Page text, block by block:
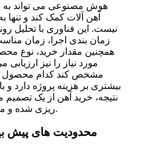
هوش مصنوعی می تواند به
آهن آلات کمک کند و
نیست. این فناوری با تحلیل
زمان بندی اجرا، زمان
همچنین مقدار خرید، نوع
مورد نیاز را نیز
مشخص کند کدام محصول
بیشتری بر هزینه پروژه دارد و
نتیجه، خرید آهن از یک تصمیم
ریزی شده و مبتنی بر داده تبدیل می شود.
محدودیت های پیش